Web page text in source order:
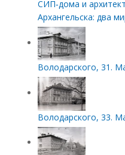
СИП‑дома и
Архангельска: два
Володарского, 31.
Володарского, 33.